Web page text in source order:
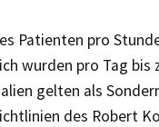
Patienten pro
wurden pro Tag bis
gelten als
des Robert